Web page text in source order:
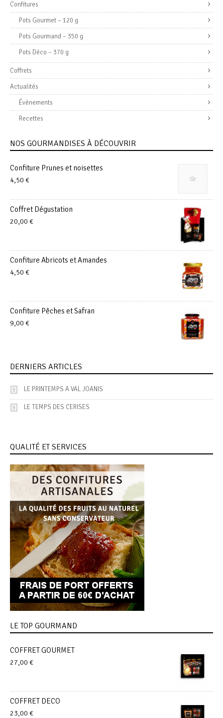
Confitures
Pots Gourmet – 120 g
Pots Gourmand – 350 g
Pots Déco – 370 g
Coffrets
Actualités
Évènements
Recettes
NOS GOURMANDISES À DÉCOUVRIR
Confiture Prunes et noisettes
4,50 €
Coffret Dégustation
20,00 €
Confiture Abricots et Amandes
4,50 €
Confiture Pêches et Safran
9,00 €
DERNIERS ARTICLES
LE PRINTEMPS A VAL JOANIS
LE TEMPS DES CERISES
QUALITÉ ET SERVICES
LE TOP GOURMAND
COFFRET GOURMET
27,00 €
COFFRET DECO
23,00 €